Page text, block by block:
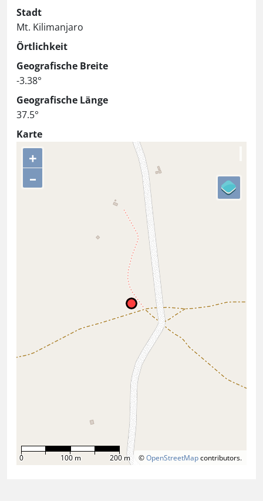
Stadt
Mt. Kilimanjaro
Örtlichkeit
Geografische Breite
-3.38°
Geografische Länge
37.5°
Karte
+
–
©OpenStreetMapcontributors.
0 100 m 200 m